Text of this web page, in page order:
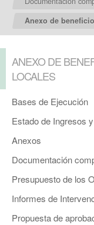
Anexo de
ANEXO DE
LOCALES
Bases de Ejecución
Estado de Ingresos
Anexos
Documentación
Presupuesto de los
Informes de
Propuesta de